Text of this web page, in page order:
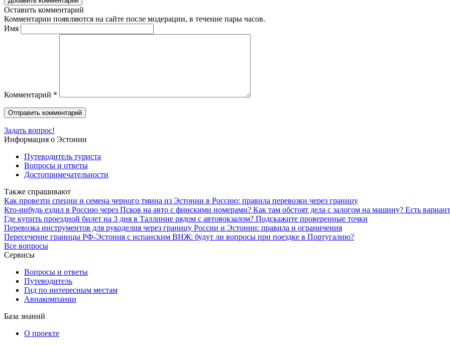
Оставить комментарий
Комментарии появляются на сайте после модерации, в течение пары часов.
Имя
Комментарий *
Задать вопрос!
Информация о Эстонии
Путеводитель туриста
Вопросы и ответы
Достопримечательности
Также спрашивают
Как провезти специи и семена черного тмина из Эстонии в Россию: правила перевозки через границу
Кто-нибудь ездил в Россию через Псков на авто с финскими номерами? Как там обстоят дела с залогом на машину? Есть
Где купить проездной билет на 3 дня в Таллинне рядом с автовокзалом? Подскажите проверенные точки
Перевозка инструментов для рукоделия через границу России и Эстонии: правила и ограничения
Пересечение границы РФ-Эстония с испанским ВНЖ: будут ли вопросы при поездке в Португалию?
Все вопросы
Сервисы
Вопросы и ответы
Путеводитель
Гид по интересным местам
Авиакомпании
База знаний
О проекте